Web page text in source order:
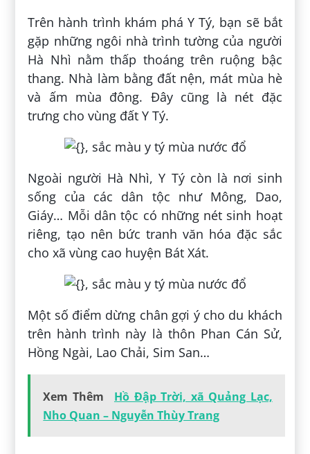
Trên hành trình khám phá Y Tý, bạn sẽ bắt
gặp những ngôi nhà trình tường của người
Hà Nhì nằm thấp thoáng trên ruộng bậc
thang. Nhà làm bằng đất nện, mát mùa hè
và ấm mùa đông. Đây cũng là nét đặc
trưng cho vùng đất Y Tý.
Ngoài người Hà Nhì, Y Tý còn là nơi sinh
sống của các dân tộc như Mông, Dao,
Giáy… Mỗi dân tộc có những nét sinh hoạt
riêng, tạo nên bức tranh văn hóa đặc sắc
cho xã vùng cao huyện Bát Xát.
Một số điểm dừng chân gợi ý cho du khách
trên hành trình này là thôn Phan Cán Sử,
Hồng Ngài, Lao Chải, Sim San…
Xem Thêm
Hồ Đập Trời, xã Quảng Lạc,
Nho Quan – Nguyễn Thùy Trang